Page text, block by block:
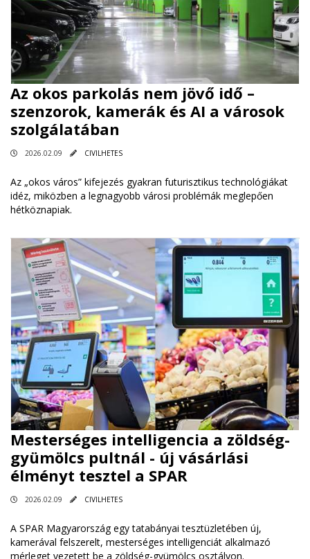
Az okos parkolás nem jövő idő –
szenzorok, kamerák és AI a városok
szolgálatában
2026.02.09 CIVILHETES
Az „okos város” kifejezés gyakran futurisztikus technológiákat
idéz, miközben a legnagyobb városi problémák meglepően
hétköznapiak.
Mesterséges intelligencia a zöldség-
gyümölcs pultnál - új vásárlási
élményt tesztel a SPAR
2026.02.09 CIVILHETES
A SPAR Magyarország egy tatabányai tesztüzletében új,
kamerával felszerelt, mesterséges intelligenciát alkalmazó
mérleget vezetett be a zöldség-gyümölcs osztályon.